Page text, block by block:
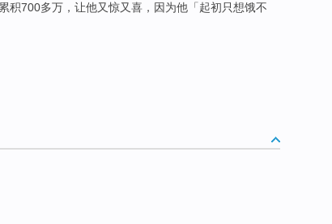
积700多万，让他又惊又喜，因为他「起初只想饿不